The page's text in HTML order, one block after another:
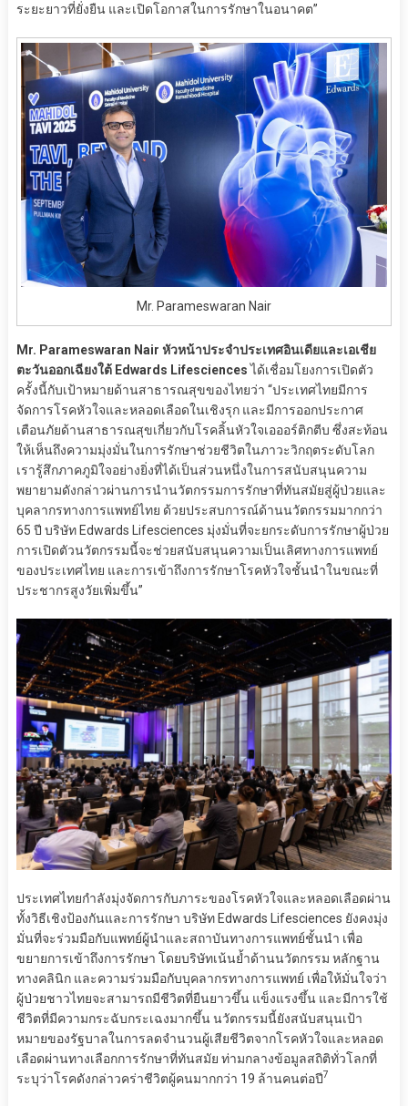
ระยะยาวที่ยั่งยืน และเปิดโอกาสในการรักษาในอนาคต”
Mr. Parameswaran Nair
Mr. Parameswaran Nair หัวหน้าประจำประเทศอินเดียและเอเชีย
ตะวันออกเฉียงใต้ Edwards Lifesciencesได้เชื่อมโยงการเปิดตัว
ครั้งนี้กับเป้าหมายด้านสาธารณสุขของไทยว่า “ประเทศไทยมีการ
จัดการโรคหัวใจและหลอดเลือดในเชิงรุก และมีการออกประกาศ
เตือนภัยด้านสาธารณสุขเกี่ยวกับโรคลิ้นหัวใจเอออร์ติกตีบ ซึ่งสะท้อน
ให้เห็นถึงความมุ่งมั่นในการรักษาช่วยชีวิตในภาวะวิกฤตระดับโลก
เรารู้สึกภาคภูมิใจอย่างยิ่งที่ได้เป็นส่วนหนึ่งในการสนับสนุนความ
พยายามดังกล่าวผ่านการนำนวัตกรรมการรักษาที่ทันสมัยสู่ผู้ป่วยและ
บุคลากรทางการแพทย์ไทย ด้วยประสบการณ์ด้านนวัตกรรมมากกว่า
65 ปี บริษัท Edwards Lifesciences มุ่งมั่นที่จะยกระดับการรักษาผู้ป่วย
การเปิดตัวนวัตกรรมนี้จะช่วยสนับสนุนความเป็นเลิศทางการแพทย์
ของประเทศไทย และการเข้าถึงการรักษาโรคหัวใจชั้นนำในขณะที่
ประชากรสูงวัยเพิ่มขึ้น”
ประเทศไทยกำลังมุ่งจัดการกับภาระของโรคหัวใจและหลอดเลือดผ่าน
ทั้งวิธีเชิงป้องกันและการรักษา บริษัท Edwards Lifesciences ยังคงมุ่ง
มั่นที่จะร่วมมือกับแพทย์ผู้นำและสถาบันทางการแพทย์ชั้นนำ เพื่อ
ขยายการเข้าถึงการรักษา โดยบริษัทเน้นย้ำด้านนวัตกรรม หลักฐาน
ทางคลินิก และความร่วมมือกับบุคลากรทางการแพทย์ เพื่อให้มั่นใจว่า
ผู้ป่วยชาวไทยจะสามารถมีชีวิตที่ยืนยาวขึ้น แข็งแรงขึ้น และมีการใช้
ชีวิตที่มีความกระฉับกระเฉงมากขึ้น นวัตกรรมนี้ยังสนับสนุนเป้า
หมายของรัฐบาลในการลดจำนวนผู้เสียชีวิตจากโรคหัวใจและหลอด
เลือดผ่านทางเลือกการรักษาที่ทันสมัย ท่ามกลางข้อมูลสถิติทั่วโลกที่
ระบุว่าโรคดังกล่าวคร่าชีวิตผู้คนมากกว่า 19 ล้านคนต่อปี7